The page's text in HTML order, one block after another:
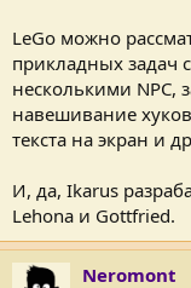
LeGo можно
прикладных задач
несколькими NPC,
навешивание
текста на экран и
И, да, Ikarus
Lehona и Gottfried.
Neromont